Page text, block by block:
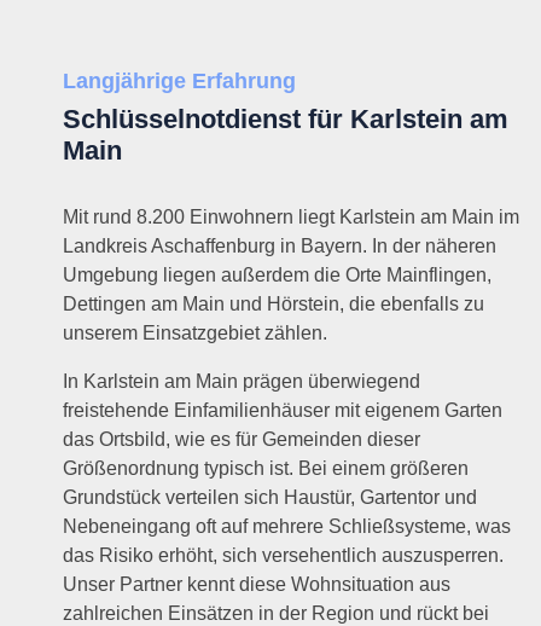
Langjährige Erfahrung
Schlüsselnotdienst für Karlstein am
Main
Mit rund 8.200 Einwohnern liegt Karlstein am Main im
Landkreis Aschaffenburg in Bayern. In der näheren
Umgebung liegen außerdem die Orte Mainflingen,
Dettingen am Main und Hörstein, die ebenfalls zu
unserem Einsatzgebiet zählen.
In Karlstein am Main prägen überwiegend
freistehende Einfamilienhäuser mit eigenem Garten
das Ortsbild, wie es für Gemeinden dieser
Größenordnung typisch ist. Bei einem größeren
Grundstück verteilen sich Haustür, Gartentor und
Nebeneingang oft auf mehrere Schließsysteme, was
das Risiko erhöht, sich versehentlich auszusperren.
Unser Partner kennt diese Wohnsituation aus
zahlreichen Einsätzen in der Region und rückt bei